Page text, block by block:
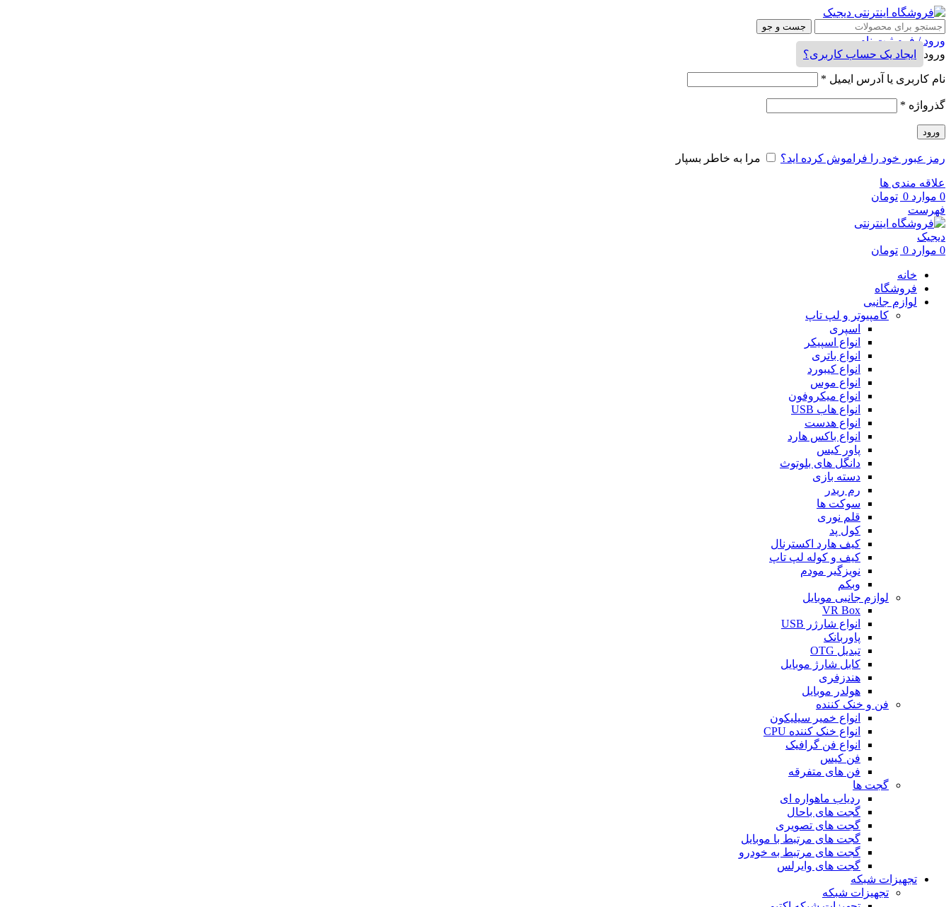
جست و جو
ورود / فرم ثبت نام
ورود
ایجاد یک حساب کاربری؟
نام کاربری یا آدرس ایمیل *
گذرواژه *
ورود
رمز عبور خود را فراموش کرده اید؟ مرا به خاطر بسپار
علاقه مندی ها
0 موارد 0 تومان
فهرست
0 موارد 0 تومان
خانه
فروشگاه
لوازم جانبی
کامپیوتر و لپ تاپ
اسپری
انواع اسپیکر
انواع باتری
انواع کیبورد
انواع موس
انواع میکروفون
انواع هاب USB
انواع هدست
انواع باکس هارد
پاور کیس
دانگل های بلوتوث
دسته بازی
رم ریدر
سوکت ها
قلم نوری
کول پد
کیف هارد اکسترنال
کیف و کوله لپ تاپ
نویزگیر مودم
وبکم
لوازم جانبی موبایل
VR Box
انواع شارژر USB
پاوربانک
تبدیل OTG
کابل شارژ موبایل
هندزفری
هولدر موبایل
فن و خنک کننده
انواع خمیر سیلیکون
انواع خنک کننده CPU
انواع فن گرافیک
فن کیس
فن های متفرقه
گجت ها
ردیاب ماهواره ای
گجت های باحال
گجت های تصویری
گجت های مرتبط با موبایل
گجت های مرتبط به خودرو
گجت های وایرلس
تجهیزات شبکه
تجهیزات شبکه